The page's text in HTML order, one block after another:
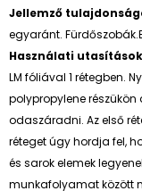
Jellemző
egyaránt.
Használati
LM fóliával 1 rétegben.
polypropylene
odaszáradni. Az első
réteget úgy hordja fel,
és sarok elemek
munkafolyamat között